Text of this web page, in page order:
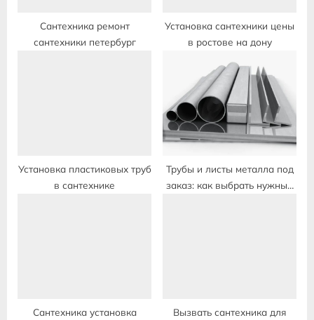
Сантехника ремонт
сантехники петербург
Установка сантехники цены
в ростове на дону
Установка пластиковых труб
в сантехнике
Трубы и листы металла под
заказ: как выбрать нужный
Сантехника установка
Вызвать сантехника для